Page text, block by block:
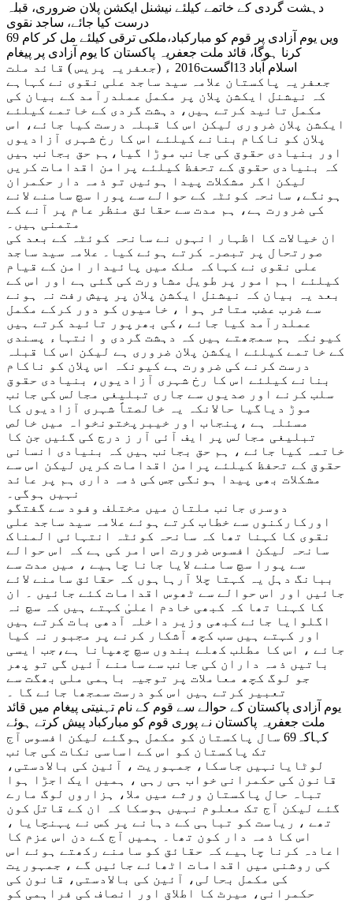
دہشت گردی کے خاتمے کیلئے نیشنل ایکشن پلان ضروری، قبلہ
درست کیا جائے، ساجد نقوی
69 ویں یوم آزادی پر قوم کو مبارکباد،ملکی ترقی کیلئے مل کر کام
کرنا ہوگا، قائد ملت جعفریہ پاکستان کا یوم آزادی پر پیغام
اسلام آباد 13اگست2016 ء (جعفریہ پریس ) قائد ملت
جعفریہ پاکستان علامہ سید ساجد علی نقوی نے کہاہے
کہ نیشنل ایکشن پلان پر مکمل عملدرآمد کے بیان کی
مکمل تائید کرتے ہیں، دہشت گردی کے خاتمے کیلئے
ایکشن پلان ضروری لیکن اس کا قبلہ درست کیا جائے، اس
پلان کو ناکام بنانے کیلئے اس کا رخ شہری آزادیوں
اور بنیادی حقوق کی جانب موڑا گیا،ہم حق بجانب ہیں
کہ بنیادی حقوق کے تحفظ کیلئے پرامن اقدامات کریں
لیکن اگر مشکلات پیدا ہوئیں تو ذمہ دار حکمران
ہونگے، سانحہ کوئٹہ کے حوالے سے پورا سچ سامنے لانے
کی ضرورت ہے، ہم مدت سے حقائق منظر عام پر آنے کے
متمنی ہیں۔
ان خیالات کا اظہار انہوں نے سانحہ کوئٹہ کے بعد کی
صورتحال پر تبصرہ کرتے ہوئے کیا۔ علامہ سید ساجد
علی نقوی نے کہاکہ ملک میں پائیدار امن کے قیام
کیلئے اہم امور پر طویل مشاورت کی گئی ہے اور اس کے
بعد یہ بیان کہ نیشنل ایکشن پلان پر پیش رفت نہ ہونے
سے ضرب عضب متاثر ہوا ، خامیوں کو دور کرکے مکمل
عملدرآمد کیا جائے ،کی بھرپور تائید کرتے ہیں
کیونکہ ہم سمجھتے ہیں کہ دہشت گردی و انتہاء پسندی
کے خاتمے کیلئے ایکشن پلان ضروری ہے لیکن اس کا قبلہ
درست کرنے کی ضرورت ہے کیونکہ اس پلان کو ناکام
بنانے کیلئے اس کا رخ شہری آزادیوں، بنیادی حقوق
سلب کرنے اور صدیوں سے جاری تبلیغی مجالس کی جانب
موڑ دیاگیا حالانکہ یہ خالصتاً شہری آزادیوں کا
مسئلہ ہے ،پنجاب اور خیبرپختونخواہ میں خالص
تبلیغی مجالس پر ایف آئی آر ز درج کی گئیں جن کا
خاتمہ کیا جائے ، ہم حق بجانب ہیں کہ بنیادی انسانی
حقوق کے تحفظ کیلئے پرامن اقدامات کریں لیکن اس سے
مشکلات بھی پیدا ہونگی جس کی ذمہ داری ہم پر عائد
نہیں ہوگی۔
دوسری جانب ملتان میں مختلف وفود سے گفتگو
اورکارکنوں سے خطاب کرتے ہوئے علامہ سید ساجد علی
نقوی کا کہنا تھا کہ سانحہ کوئٹہ انتہائی المناک
سانحہ لیکن افسوس ضرورت اس امر کی ہے کہ اس حوالے
سے پورا سچ سامنے لایا جانا چاہیے ، میں مدت سے
ببانگ دہل یہ کہتا چلا آرہاہوں کہ حقائق سامنے لائے
جائیں اور اس حوالے سے ٹھوس اقدامات کئے جائیں ۔ ان
کا کہنا تھا کہ کبھی خادم اعلیٰ کہتے ہیں کہ سچ نہ
اگلوایا جائے کبھی وزیر داخلہ آدھی بات کرتے ہیں
اور کہتے ہیں سب کچھ آشکار کرنے پر مجبور نہ کیا
جائے ، اس کا مطلب کھلے بندوں سچ چھپانا ہے،جب ایسی
باتیں ذمہ داران کی جانب سے سامنے آئیں گی تو پھر
جو لوگ کچھ معاملات پر توجیہ باہمی ملی بھگت سے
تعبیر کرتے ہیں اس کو درست سمجھا جائے گا ۔
یوم آزادی پاکستان کے حوالے سے قوم کے نام تہنیتی پیغام میں قائد
ملت جعفریہ پاکستان نے پوری قوم کو مبارکباد پیش کرتے ہوئے
کہاکہ69 سال پاکستان کو مکمل ہوگئے لیکن افسوس آج
تک پاکستان کو اس کے اساسی نکات کی جانب
لوٹایانہیں جاسکا، جمہوریت ، آئین کی بالادستی،
قانون کی حکمرانی خواب ہی رہی ، ہمیں ایک اجڑا ہوا
تباہ حال پاکستان ورثے میں ملا، ہزاروں لوگ مارے
گئے لیکن آج تک معلوم نہیں ہوسکا کہ ان کے قاتل کون
تھے ، ریاست کو تباہی کے دہانے پر کس نے پہنچایا ،
اس کا ذمہ دار کون تھا۔ ہمیں آج کے دن اس عزم کا
اعادہ کرنا چاہیے کہ حقائق کو سامنے رکھتے ہوئے اس
کی روشنی میں اقدامات اٹھائے جائیں گے ، جمہوریت
کی مکمل بحالی، آئین کی بالادستی، قانون کی
حکمرانی، میرٹ کا اطلاق اور انصاف کی فراہمی کو